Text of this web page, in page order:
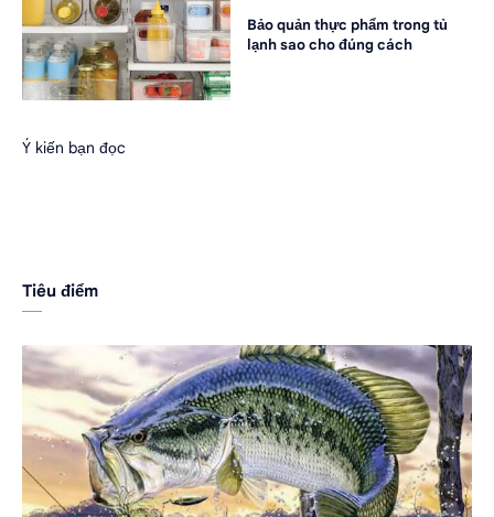
Bảo quản thực phẩm trong tủ
lạnh sao cho đúng cách
Ý kiến bạn đọc
Tiêu điểm